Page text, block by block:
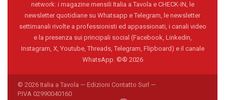
network: i magazine mensili Italia a Tavola e CHECK-IN, le
newsletter quotidiane su Whatsapp e Telegram, le newsletter
settimanali rivolte a professionisti ed appassionati, i canali video
e la presenza sui principali social (Facebook, Linkedin,
Instagram, X, Youtube, Threads, Telegram, Flipboard) e il canale
WhatsApp. ©® 2026
© 2026 Italia a Tavola — Edizioni Contatto Surl —
P.IVA 02990040160